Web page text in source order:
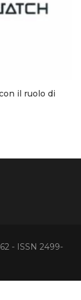
il ruolo di
- ISSN 2499-